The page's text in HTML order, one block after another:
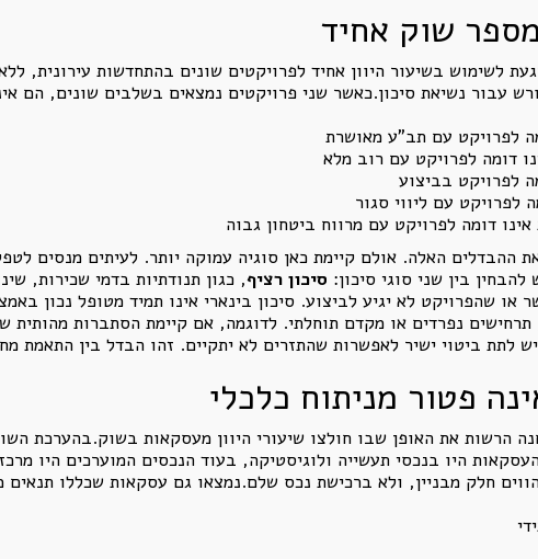
מספר שוק אחיד
לשימוש בשיעור היוון אחיד לפרויקטים שונים בהתחדשות עירונית,
עבור נשיאת סיכון.כאשר שני פרויקטים נמצאים בשלבים שונים, הם
לפרויקט עם תב"ע מאושרת
לפרויקט בביצוע
לפרויקט עם ליווי סגור
דומה לפרויקט עם מרווח ביטחון גבוה
ההבדלים האלה. אולם קיימת כאן סוגיה עמוקה יותר. לעיתים מנסים
בין שני סוגי סיכון: סיכון רציף, כגון תנודתיות בדמי שכירות,
שהפרויקט לא יגיע לביצוע. סיכון בינארי אינו תמיד מטופל נכון
נפרדים או מקדם תוחלתי. לדוגמה, אם קיימת הסתברות מהותית
לתת ביטוי ישיר לאפשרות שהתזרים לא יתקיים. זהו הבדל בין התאמת
פטור מניתוח כלכלי
הרשות את האופן שבו חולצו שיעורי היוון מעסקאות בשוק.בהערכת
היו בנכסי תעשייה ולוגיסטיקה, בעוד הנכסים המוערכים היו
חלק מבניין, ולא ברכישת נכס שלם.נמצאו גם עסקאות שכללו תנאים